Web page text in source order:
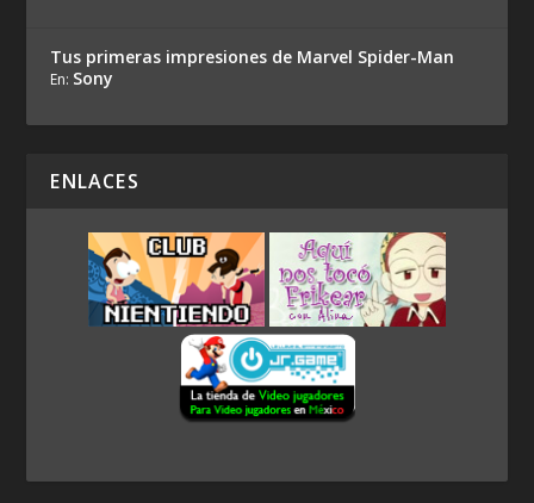
Tus primeras impresiones de Marvel Spider-Man
En: Sony
ENLACES